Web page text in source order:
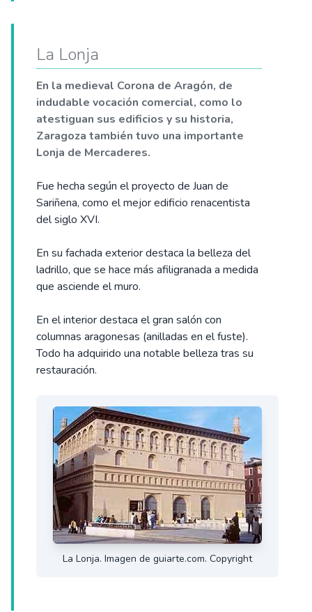
La Lonja
En la medieval Corona de Aragón, de
indudable vocación comercial, como lo
atestiguan sus edificios y su historia,
Zaragoza también tuvo una importante
Lonja de Mercaderes.
Fue hecha según el proyecto de Juan de
Sariñena, como el mejor edificio renacentista
del siglo XVI.
En su fachada exterior destaca la belleza del
ladrillo, que se hace más afiligranada a medida
que asciende el muro.
En el interior destaca el gran salón con
columnas aragonesas (anilladas en el fuste).
Todo ha adquirido una notable belleza tras su
restauración.
La Lonja. Imagen de guiarte.com. Copyright